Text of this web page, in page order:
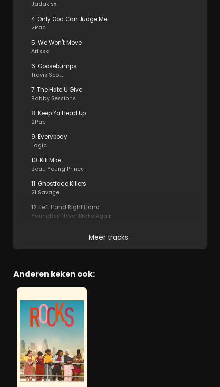
Jadakiss
4. Only God Can Judge Me
2Pac
5. We Won't Move
Arlissa
6. Goosebumps
Travis Scott
7. The Hate U Give
Bobby Sessions
8. Keep Ya Head Up
2Pac
9. Everybody
Logic
10. Kill Moe
Beau Young Prince
11. Ghostface Killers
21 Savage
12. Left Hand Right Hand
YoungBoy Never Broke Again
Meer tracks
Anderen keken ook: